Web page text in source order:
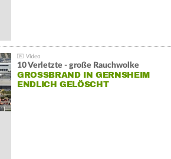
10 Verletzte - große Rauchwolke
GROSSBRAND IN GERNSHEIM E
NDLICH GELÖSCHT